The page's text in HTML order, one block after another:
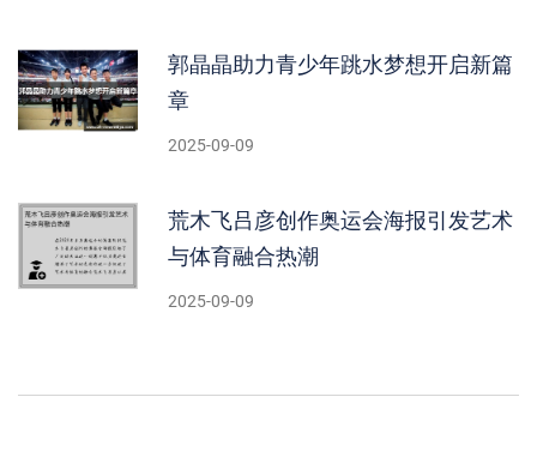
郭晶晶助力青少年跳水梦想开启新篇
章
2025-09-09
荒木飞吕彦创作奥运会海报引发艺术
与体育融合热潮
2025-09-09